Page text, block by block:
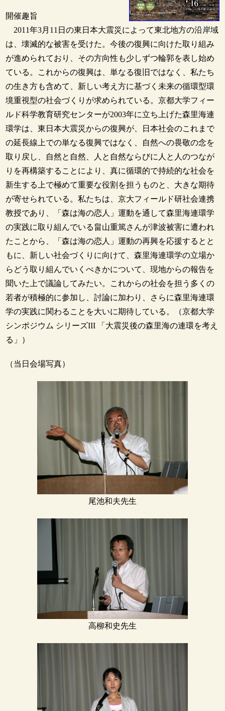
開催趣旨
2011年3月11日の東日本大震災によって東北地方の沿岸域
は、壊滅的な被害を受けた。今後の復興に向けた取り組み
が進められており、その方向性も少しずつ輪郭を表し始め
ている。これからの復興は、単なる復旧ではなく、私たち
の生き方も含めて、新しい考え方に基づく未来の循環型環
境重視型の社会づくりが求められている。京都大学フィー
ルド科学教育研究センターが2003年に立ち上げた森里海連
環学は、東日本大震災からの復興が、日本社会のこれまで
の延長線上での単なる復興ではなく、自然への畏敬の念を
取り戻し、自然と自然、人と自然ならびに人と人のつなが
りを再構築することにより、真に循環的で持続的な社会を
新生する上で極めて重要な役割を担うものと、大きな期待
が寄せられている。私たちは、京大フィールド研社会連携
教授であり、「森は海の恋人」運動を通して森里海連環学
の実践に取り組んでいる畠山重篤さんが津波被害に遭われ
たことから、「森は海の恋人」運動の再興を応援するとと
もに、新しい社会づくりに向けて、森里海連環学の立場か
らどう取り組んでいくべきかについて、現地からの報告を
聞いた上で議論してみたい。これからの社会を担う多くの
若者が積極的に参加し、討論に加わり、さらに森里海連環
学の実践に関わることを大いに期待している。（京都大学
シンポジウム シリーズIII 「大震災後の森里海の連環を考え
る」）
（当日会場写真）
尾池和夫先生
高柳和史先生